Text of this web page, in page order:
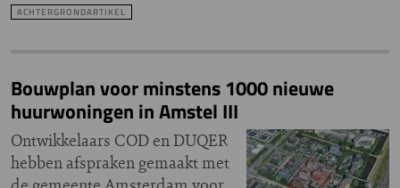
ACHTERGRONDARTIKEL
Bouwplan voor minstens 1000 nieuwe
huurwoningen in Amstel III
Ontwikkelaars COD en DUQER
hebben afspraken gemaakt met